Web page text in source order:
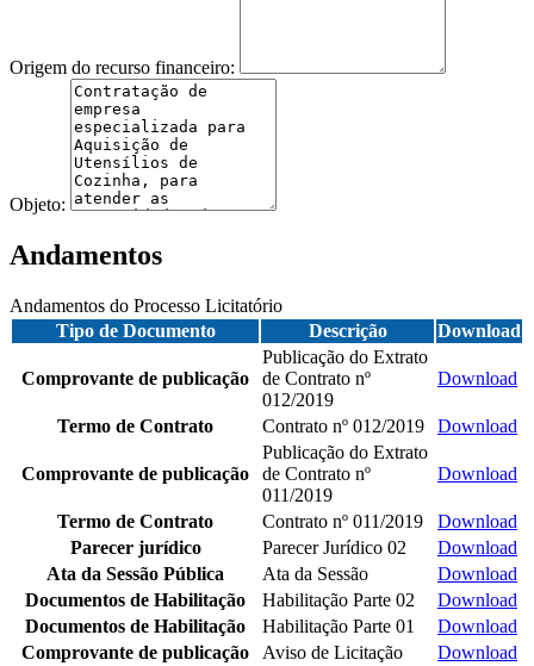
Origem do recurso financeiro:
Objeto:
Andamentos
Andamentos do Processo Licitatório
Tipo de Documento
Descrição Download
Comprovante de publicação
Publicação do Extrato
de Contrato nº
012/2019
Download
Termo de Contrato Contrato nº 012/2019 Download
Comprovante de publicação
Publicação do Extrato
de Contrato nº
011/2019
Download
Termo de Contrato Contrato nº 011/2019
Download
Parecer jurídico
Parecer Jurídico 02
Download
Ata da Sessão Pública
Ata da Sessão
Download
Documentos de Habilitação
Habilitação Parte 02
Download
Documentos de Habilitação
Habilitação Parte 01
Download
Comprovante de publicação
Aviso de Licitação
Download